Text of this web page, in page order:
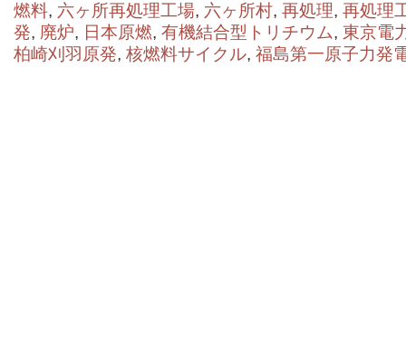
燃料, 六ヶ所再処理工場, 六ヶ所村, 再処理, 再処理
発, 廃炉, 日本原燃, 有機結合型トリチウム, 東京電
柏崎刈羽原発, 核燃料サイクル, 福島第一原子力発